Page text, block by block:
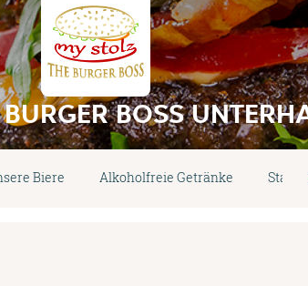
BOSS
Biere Alkoholfreie Getränke